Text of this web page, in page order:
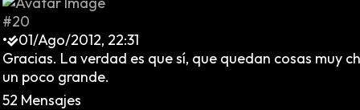
#20
•
01/Ago/2012, 22:31
Gracias. La verdad es que sí, que quedan cosas muy
un poco grande.
52 Mensajes